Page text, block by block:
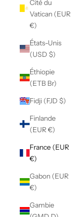
Cité du
Vatican (EUR
€)
États-Unis
(USD $)
Éthiopie
(ETB Br)
Fidji (FJD $)
Finlande
(EUR €)
France (EUR
€)
Gabon (EUR
€)
Gambie